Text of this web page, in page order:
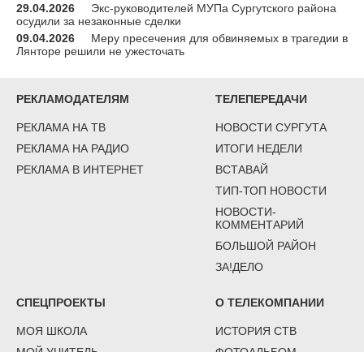
29.04.2026
Экс-руководителей МУПа Сургутского района
осудили за незаконные сделки
09.04.2026
Меру пресечения для обвиняемых в трагедии в
Лянторе решили не ужесточать
РЕКЛАМОДАТЕЛЯМ
РЕКЛАМА НА ТВ
РЕКЛАМА НА РАДИО
РЕКЛАМА В ИНТЕРНЕТ
ТЕЛЕПЕРЕДАЧИ
НОВОСТИ СУРГУТА
ИТОГИ НЕДЕЛИ
ВСТАВАЙ
ТИП-ТОП НОВОСТИ
НОВОСТИ-
КОММЕНТАРИЙ
БОЛЬШОЙ РАЙОН
ЗА!ДЕЛО
СПЕЦПРОЕКТЫ
МОЯ ШКОЛА
О ТЕЛЕКОМПАНИИ
ИСТОРИЯ СТВ